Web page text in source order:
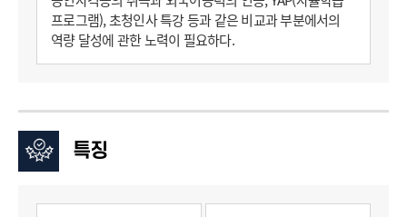
프로그램), 초청인사 특강 등과 같은 비교과 부분에서의
역량 달성에 관한 노력이 필요하다.
특징